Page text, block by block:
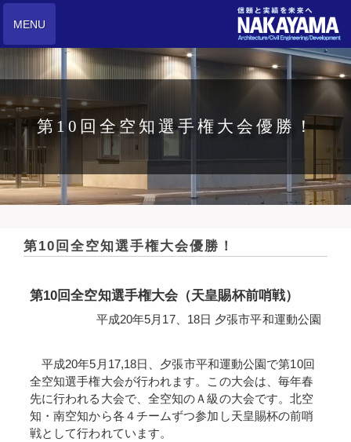
MENU
第10回全空知選手権大会優勝！
第10回全空知選手権大会優勝！
第10回全空知選手権大会（天皇賜杯前哨戦）
平成20年5月17、18日 夕張市平和運動公園
平成20年5月17,18日、夕張市平和運動公園で第10回
全空知選手権大会が行われます。この大会は、毎年春
先に行われる大会で、全空知のＡ級の大会です。北空
知・南空知から各４チームずつ参加し天皇賜杯の前哨
戦として行われています。